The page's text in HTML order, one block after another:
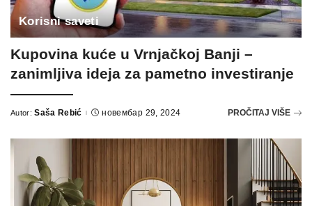
Korisni saveti
Kupovina kuće u Vrnjačkoj Banji –
zanimljiva ideja za pametno investiranje
Posted
Autor: Saša Rebić новембар 29, 2024 PROČITAJ VIŠE